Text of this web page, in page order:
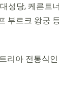
성당, 케른트
부르크 왕궁
리아 전통식